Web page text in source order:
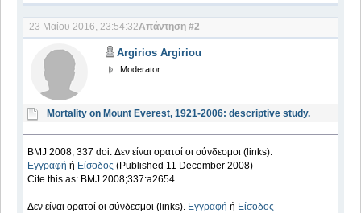
23 Μαΐου 2016, 23:54:32Απάντηση #2
Argirios Argiriou
Moderator
Mortality on Mount Everest, 1921-2006: descriptive study.
BMJ 2008; 337 doi: Δεν είναι ορατοί οι σύνδεσμοι (links).
Εγγραφή ή Είσοδος (Published 11 December 2008)
Cite this as: BMJ 2008;337:a2654
Δεν είναι ορατοί οι σύνδεσμοι (links). Εγγραφή ή Είσοδος